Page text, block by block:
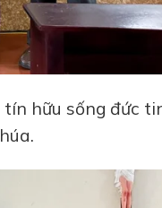
hữu sống đức